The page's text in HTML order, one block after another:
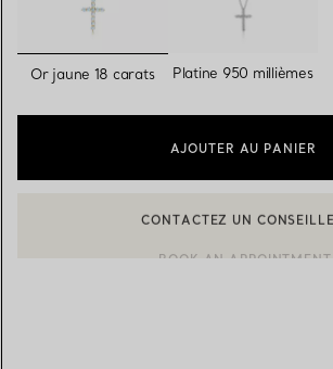
sélectionnés
Or jaune 18 carats Platine 950 millièmes
AJOUTER AU PANIER
BOOK AN APPOINTMENT